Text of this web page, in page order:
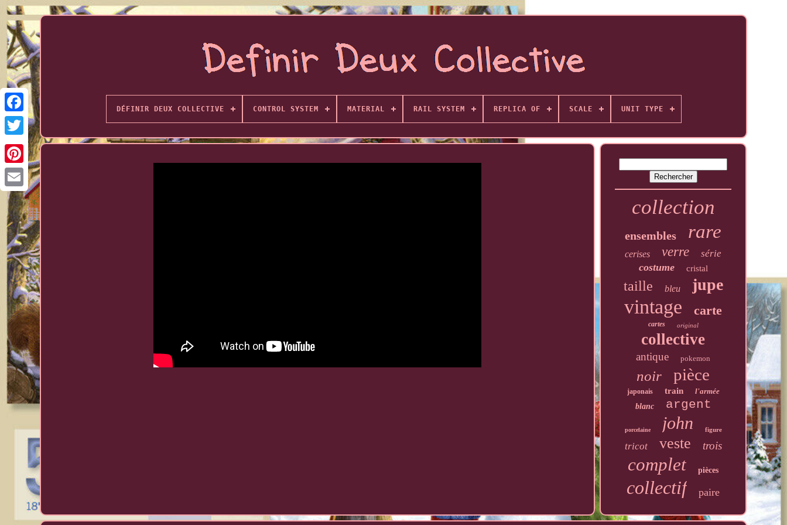
DÉFINIR DEUX COLLECTIVE CONTROL SYSTEM MATERIAL RAIL SYSTEM REPLICA OF SCALE UNIT TYPE
collection
ensembles rare
cerises verre série
costume cristal
taille bleu jupe
vintage carte
cartes original
collective
antique pokemon
noir pièce
japonais train
l'armée
blanc
argent
porcelaine john figure
tricot veste trois
complet pièces
collectif paire